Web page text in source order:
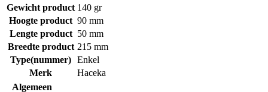
Gewicht product 140 gr
Hoogte product 90 mm
Lengte product 50 mm
Breedte product 215 mm
Type(nummer) Enkel
Merk
Haceka
Algemeen